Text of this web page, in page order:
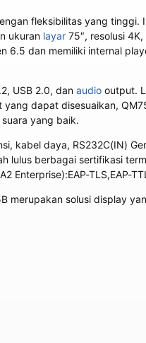
fleksibilitas yang tinggi.
ukuran layar 75″, resolusi
dan memiliki internal
USB 2.0, dan audio output.
dapat disesuaikan,
yang baik.
kabel daya, RS232C(IN)
lulus berbagai sertifikasi
Enterprise):EAP-TLS,EAP-
merupakan solusi display